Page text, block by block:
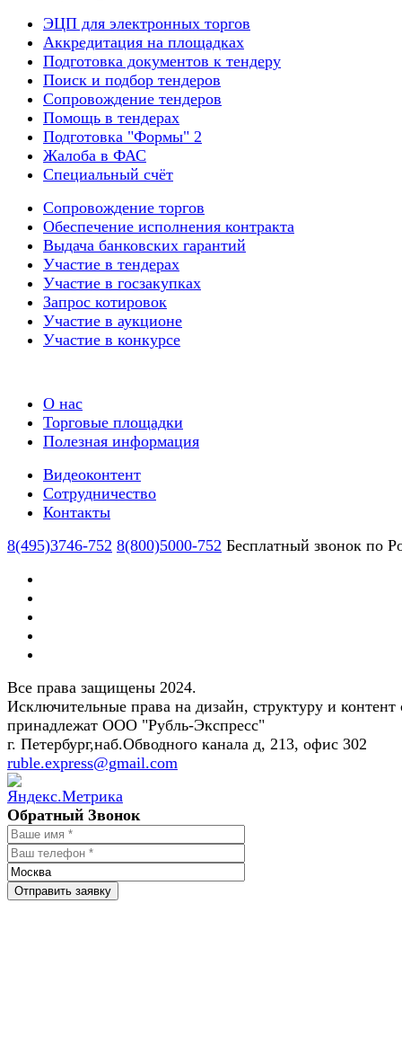
ЭЦП для электронных торгов
Аккредитация на площадках
Подготовка документов к тендеру
Поиск и подбор тендеров
Сопровождение тендеров
Помощь в тендерах
Подготовка "Формы" 2
Жалоба в ФАС
Специальный счёт
Сопровождение торгов
Обеспечение исполнения контракта
Выдача банковских гарантий
Участие в тендерах
Участие в госзакупках
Запрос котировок
Участие в аукционе
Участие в конкурсе
О нас
Торговые площадки
Полезная информация
Видеоконтент
Сотрудничество
Контакты
8(495)3746-752 8(800)5000-752 Бесплатный звонок по
Все права защищены 2024.
Исключительные права на дизайн, структуру и контент
принадлежат ООО "Рубль-Экспресс"
г. Петербург,наб.Обводного канала д, 213, офис 302
ruble.express@gmail.com
Обратный Звонок